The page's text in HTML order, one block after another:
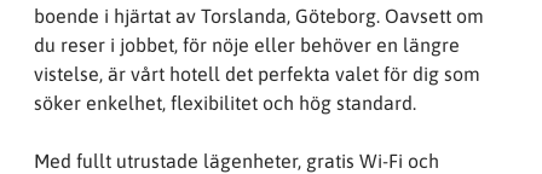
boende i hjärtat av Torslanda, Göteborg. Oavsett om
du reser i jobbet, för nöje eller behöver en längre
vistelse, är vårt hotell det perfekta valet för dig som
söker enkelhet, flexibilitet och hög standard.
Med fullt utrustade lägenheter, gratis Wi-Fi och